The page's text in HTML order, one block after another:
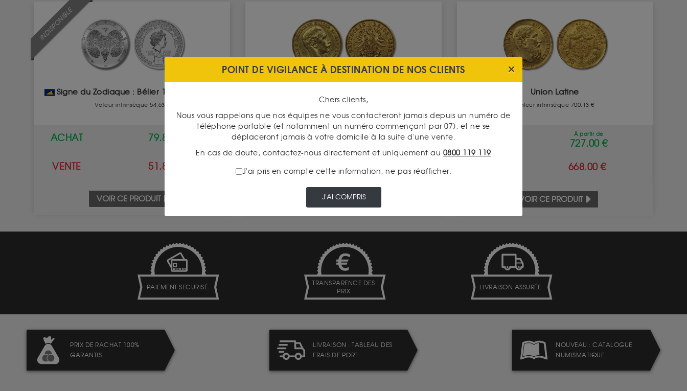
INDISPONIBLE
Signe du Zodiaque : Bélier 1 Once Argent
Valeur intrinsèque 54.63 €
ACHAT 79.80 €
VENTE 51.80 €
VOIR CE PRODUIT
Valeur intrinsèque 864.36 €
ACHAT À partir de
VENTE 825.00 €
VOIR CE PRODUIT
Union Latine
Valeur intrinsèque 700.13 €
À partir de
727.00 €
668.00 €
VOIR CE PRODUIT
PAIEMENT SECURISÉ
TRANSPARENCE DES
PRIX
LIVRAISON ASSURÉE
PRIX DE RACHAT 100%
GARANTIS
LIVRAISON : TABLEAU DES
FRAIS DE PORT
NOUVEAU : CATALOGUE
NUMISMATIQUE
POINT DE VIGILANCE À DESTINATION DE NOS CLIENTS
Chers clients,
Nous vous rappelons que nos équipes ne vous contacteront jamais depuis un numéro de
téléphone portable (et notamment un numéro commençant par 07), et ne se
déplaceront jamais à votre domicile à la suite d'une vente.
En cas de doute, contactez-nous directement et uniquement au 0800 119 119
J'ai pris en compte cette information, ne pas réafficher.
J'AI COMPRIS